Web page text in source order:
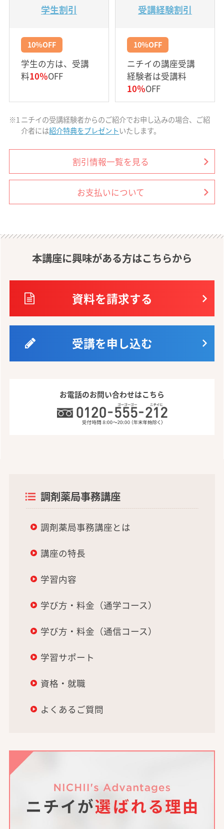
学生割引
10%OFF
学生の方は、受講
料10％OFF
受講経験割引
10%OFF
ニチイの講座受講
経験者は受講料
10％OFF
※1ニチイの受講経験者からのご紹介でお申し込みの場合、ご紹
介者には紹介特典をプレゼントいたします。
割引情報一覧を見る
お支払いについて
本講座に興味がある方はこちらから
資料を請求する
受講を申し込む
お電話のお問い合わせはこちら
調剤薬局事務講座
調剤薬局事務講座とは
講座の特長
学習内容
学び方・料金（通学コース）
学び方・料金（通信コース）
学習サポート
資格・就職
よくあるご質問